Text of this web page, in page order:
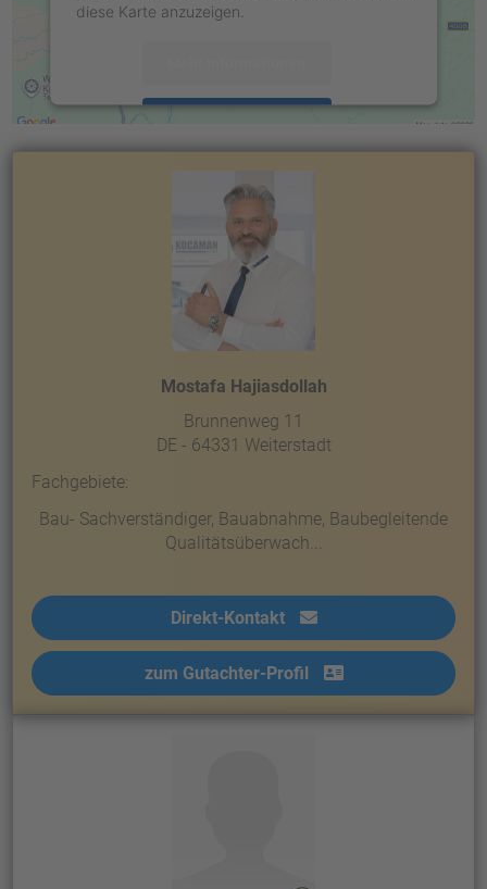
diese Karte anzuzeigen.
Mostafa Hajiasdollah
Brunnenweg 11
DE - 64331 Weiterstadt
Fachgebiete:
Bau- Sachverständiger, Bauabnahme, Baubegleitende
Qualitätsüberwach...
Direkt-Kontakt
zum Gutachter-Profil